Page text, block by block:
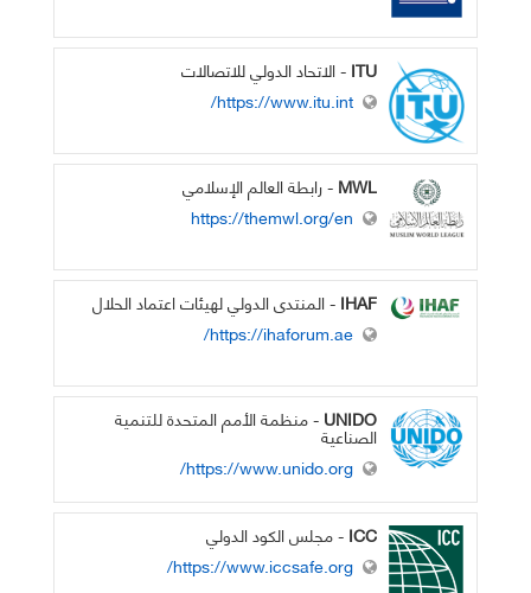
ITU - الاتحاد الدولي للاتصالات
https://www.itu.int/
MWL - رابطة العالم الإسلامي
https://themwl.org/en
IHAF - المنتدى الدولي لهيئات اعتماد الحلال
https://ihaforum.ae/
UNIDO - منظمة الأمم المتحدة للتنمية
الصناعية
https://www.unido.org/
ICC - مجلس الكود الدولي
https://www.iccsafe.org/